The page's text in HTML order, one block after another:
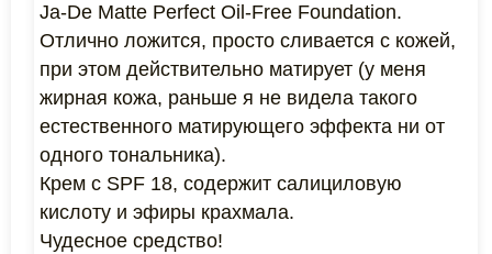
Ja-De Matte Perfect Oil-Free Foundation.
Отлично ложится, просто сливается с кожей,
при этом действительно матирует (у меня
жирная кожа, раньше я не видела такого
естественного матирующего эффекта ни от
одного тональника).
Крем с SPF 18, содержит салициловую
кислоту и эфиры крахмала.
Чудесное средство!